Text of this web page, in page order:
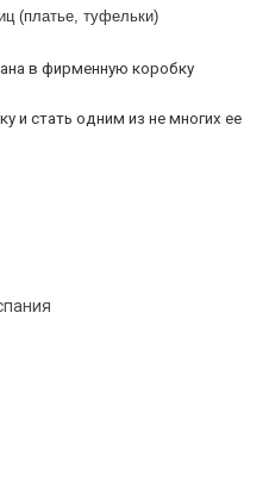
(платье, туфельки)
в фирменную коробку
и стать одним из не многих ее